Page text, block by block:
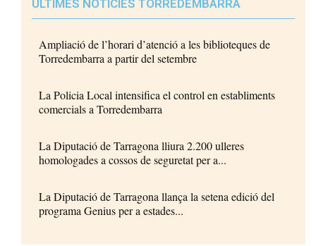
ÚLTIMES NOTÍCIES TORREDEMBARRA
Ampliació de l’horari d’atenció a les biblioteques de
Torredembarra a partir del setembre
La Policia Local intensifica el control en establiments
comercials a Torredembarra
La Diputació de Tarragona lliura 2.200 ulleres
homologades a cossos de seguretat per a...
La Diputació de Tarragona llança la setena edició del
programa Genius per a estades...